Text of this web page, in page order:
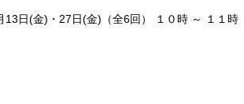
日(金)・27日(金)（全6回） １０時 ～ １１時